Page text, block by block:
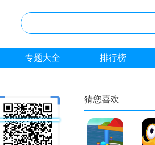
专题大全 排行榜
猜您喜欢